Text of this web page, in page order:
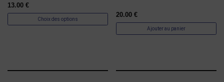
13.00 €
Choix des options
20.00€
Ajouter au panier